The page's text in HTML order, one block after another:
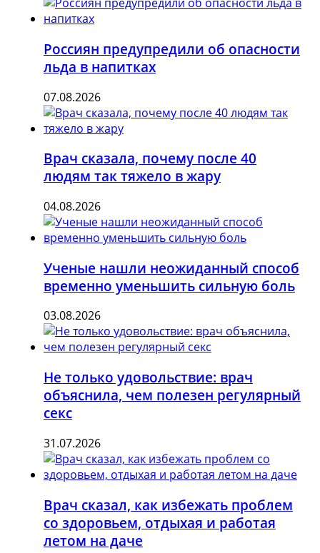
Россиян предупредили об опасности
льда в напитках
07.08.2026
Врач сказала, почему после 40
людям так тяжело в жару
04.08.2026
Ученые нашли неожиданный способ
временно уменьшить сильную боль
03.08.2026
Не только удовольствие: врач
объяснила, чем полезен регулярный
секс
31.07.2026
Врач сказал, как избежать проблем
со здоровьем, отдыхая и работая
летом на даче